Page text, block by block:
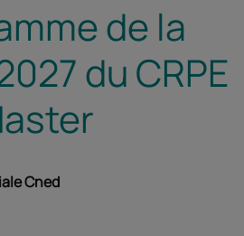
de la
du CRPE
Cned